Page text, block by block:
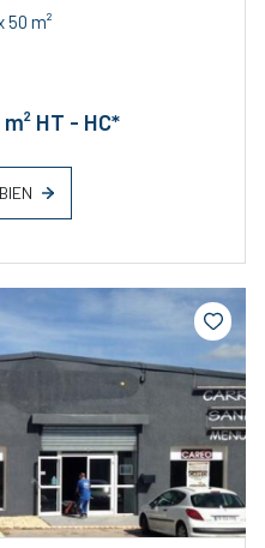
Bureaux 50 m²
HT - HC*